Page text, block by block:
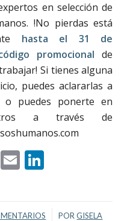
en selección de
!No pierdas está
hasta el 31 de
promocionalde
Si tienes alguna
puedes aclararlas a
puedes ponerte en
a través de
X EmailLinkedIn
/ PORGISELA